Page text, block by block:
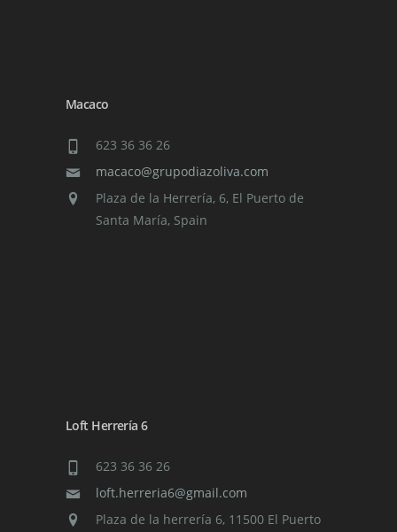
Macaco
623 36 36 26
macaco@grupodiazoliva.com
Plaza de la Herrería, 6, El Puerto de
Santa María, Spain
Loft Herrería 6
623 36 36 26
loft.herreria6@gmail.com
Plaza de la herrería 6, 11500 El Puerto